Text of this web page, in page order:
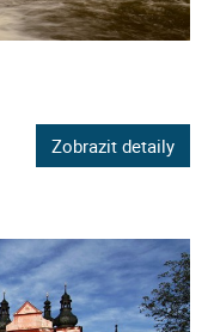
Zobrazit detaily